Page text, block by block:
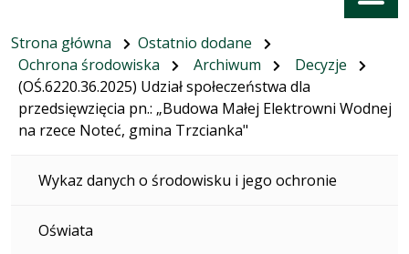
Strona główna
Ostatnio dodane
Ochrona środowiska
Archiwum
Decyzje
(OŚ.6220.36.2025) Udział społeczeństwa dla
przedsięwzięcia pn.: „Budowa Małej Elektrowni Wodnej
na rzece Noteć, gmina Trzcianka"
Wykaz danych o środowisku i jego ochronie
Oświata